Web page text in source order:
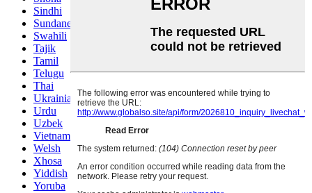
Sindhi
Sundanese
Swahili
Tajik
Tamil
Telugu
Thai
Ukrainian
Urdu
Uzbek
Vietnamese
Welsh
Xhosa
Yiddish
Yoruba